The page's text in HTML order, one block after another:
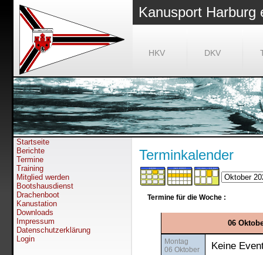
Kanusport Harburg
HKV DKV
Startseite
Berichte
Termine
Training
Mitglied werden
Bootshausdienst
Drachenboot
Kanustation
Downloads
Impressum
Datenschutzerklärung
Login
Terminkalender
Termine für die Woche :
06
Montag
06 Oktober
Keine